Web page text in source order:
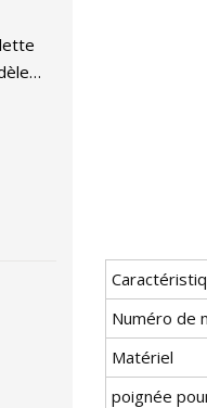
Numéro de
Matériel
poignée